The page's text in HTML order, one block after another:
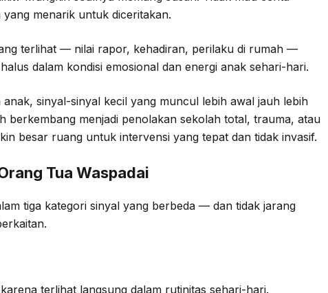
menarik untuk diceritakan.
terlihat — nilai rapor, kehadiran, perilaku di rumah —
dalam kondisi emosional dan energi anak sehari-hari.
sinyal-sinyal kecil yang muncul lebih awal jauh lebih
berkembang menjadi penolakan sekolah total, trauma, atau
besar ruang untuk intervensi yang tepat dan tidak invasif.
Tua Waspadai
tiga kategori sinyal yang berbeda — dan tidak jarang
terlihat langsung dalam rutinitas sehari-hari.